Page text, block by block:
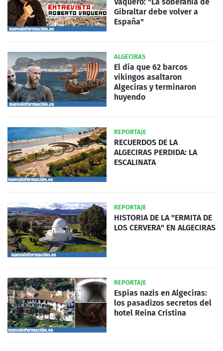
Vaquero: "La soberanía de
Gibraltar debe volver a
España"
ALGECIRAS
El día que 62 barcos
vikingos asaltaron
Algeciras y terminaron
huyendo
REPORTAJE
RECUERDOS DE LA
ALGECIRAS PERDIDA: LA
ESCALINATA
REPORTAJE
HISTORIA DE LA "ERMITA DE
LOS CERVERA" EN ALGECIRAS
REPORTAJE
Espías nazis en Algeciras:
los pasadizos secretos del
hotel Reina Cristina